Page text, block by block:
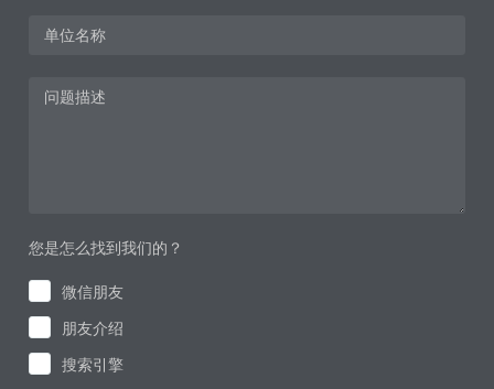
您是怎么找到我们的？
微信朋友
朋友介绍
搜索引擎